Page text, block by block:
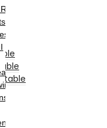
Internet
TV /